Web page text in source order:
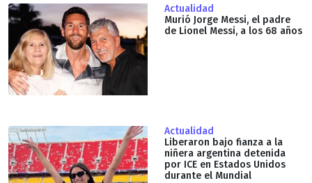
Actualidad
Murió Jorge Messi, el padre
de Lionel Messi, a los 68 años
Actualidad
Liberaron bajo fianza a la
niñera argentina detenida
por ICE en Estados Unidos
durante el Mundial